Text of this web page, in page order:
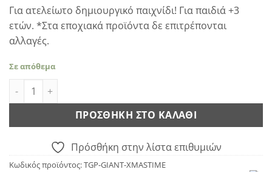
Για ατελείωτο δημιουργικό παιχνίδι! Για παιδιά +3
ετών. *Στα εποχιακά προϊόντα δε επιτρέπονται
αλλαγές.
Σε απόθεμα
Σετ κηρομπογιές Giant - It's Xmas Time ποσότητα
ΠΡΟΣΘΉΚΗ ΣΤΟ ΚΑΛΆΘΙ
Πρόσθήκη στην λίστα επιθυμιών
Κωδικός προϊόντος:TGP-GIANT-XMASTIME